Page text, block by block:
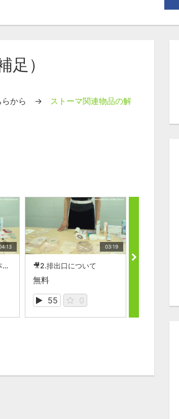
）
ちらから → ストーマ関連物品の解
🎥1.ストーマ装具の基本情報
03:19
🎥2.排出口について
無料
55
0